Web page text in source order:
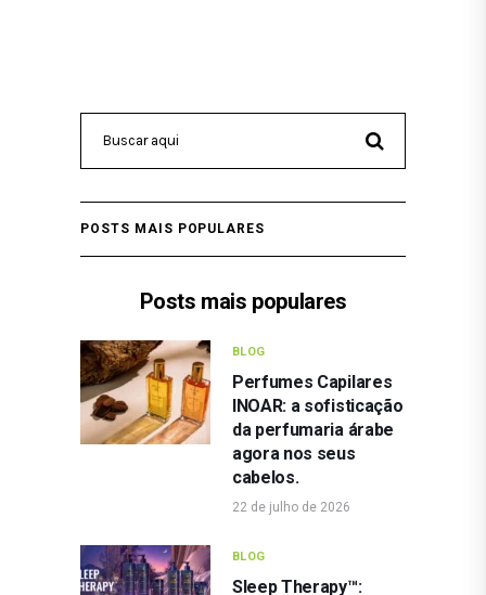
POSTS MAIS POPULARES
Posts mais populares
BLOG
Perfumes Capilares
INOAR: a sofisticação
da perfumaria árabe
agora nos seus
cabelos.
22 de julho de 2026
BLOG
Sleep Therapy™: